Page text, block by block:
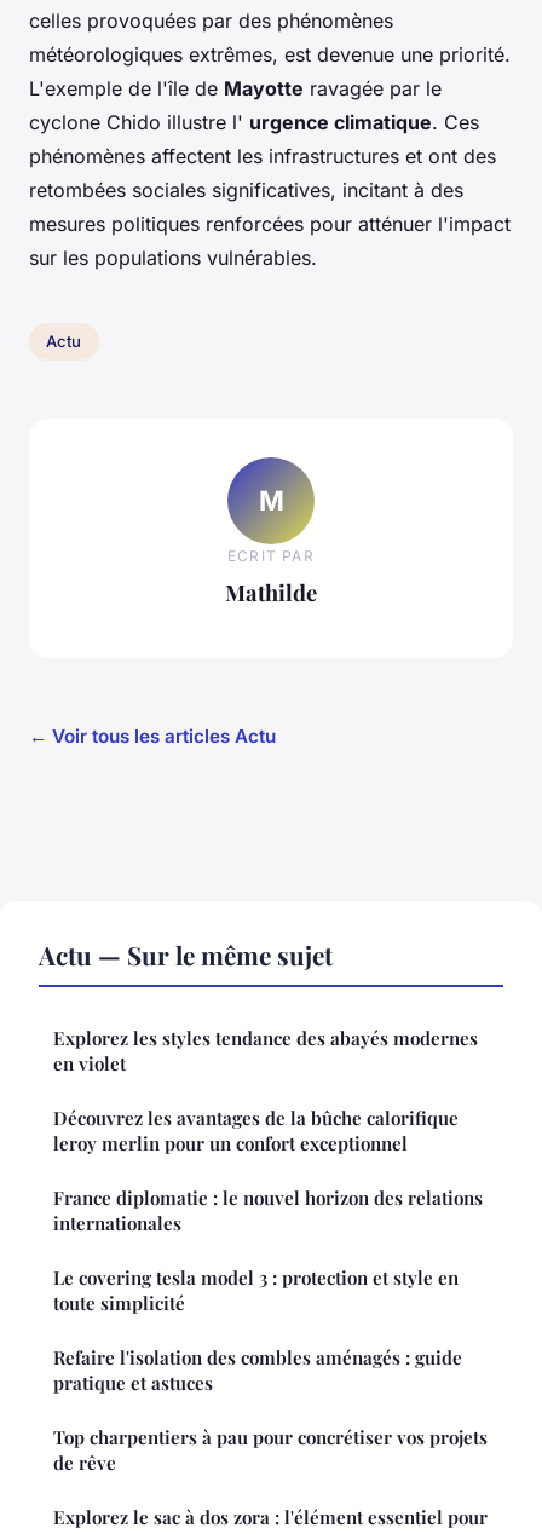
celles provoquées par des phénomènes
météorologiques extrêmes, est devenue une priorité.
L'exemple de l'île de Mayotte ravagée par le
cyclone Chido illustre l' urgence climatique. Ces
phénomènes affectent les infrastructures et ont des
retombées sociales significatives, incitant à des
mesures politiques renforcées pour atténuer l'impact
sur les populations vulnérables.
Actu
M
ECRIT PAR
Mathilde
← Voir tous les articles Actu
Actu — Sur le même sujet
Explorez les styles tendance des abayés modernes
en violet
Découvrez les avantages de la bûche calorifique
leroy merlin pour un confort exceptionnel
France diplomatie : le nouvel horizon des relations
internationales
Le covering tesla model 3 : protection et style en
toute simplicité
Refaire l'isolation des combles aménagés : guide
pratique et astuces
Top charpentiers à pau pour concrétiser vos projets
de rêve
Explorez le sac à dos zora : l'élément essentiel pour